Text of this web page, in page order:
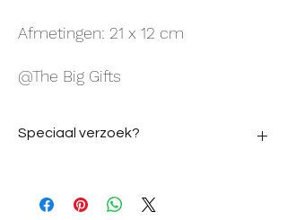
Afmetingen: 21 x 12 cm
@The Big Gifts
Speciaal verzoek?
verzoek in.